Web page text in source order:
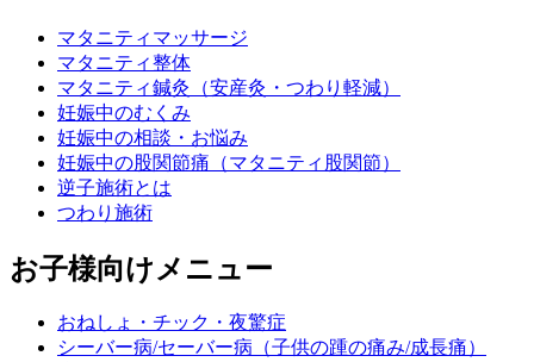
マタニティマッサージ
マタニティ整体
マタニティ鍼灸（安産灸・つわり軽減）
妊娠中のむくみ
妊娠中の相談・お悩み
妊娠中の股関節痛（マタニティ股関節）
逆子施術とは
つわり施術
お子様向けメニュー
おねしょ・チック・夜驚症
シーバー病/セーバー病（子供の踵の痛み/成長痛）